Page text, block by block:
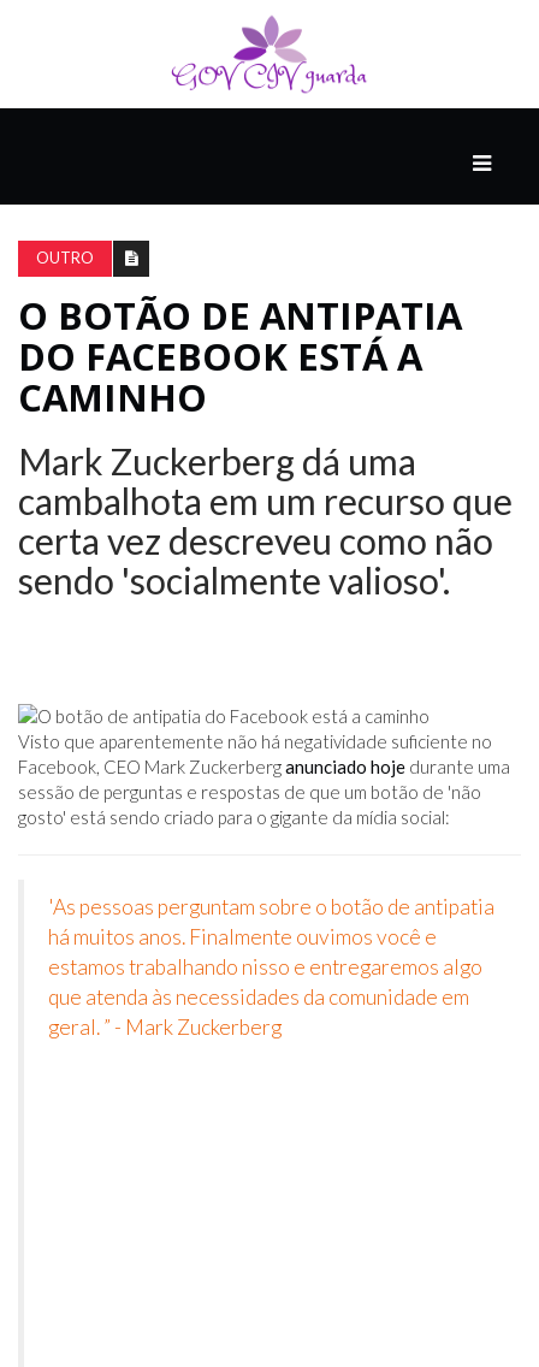
DO
THINK
COMPANHEIRO
COMEÇA
UM
ESTRONDO
OUTRO
O BOTÃO DE ANTIPATIA
DO FACEBOOK ESTÁ A
CAMINHO
Mark Zuckerberg dá uma
cambalhota em um recurso que
certa vez descreveu como não
sendo 'socialmente valioso'.
Visto que aparentemente não há negatividade suficiente no
Facebook, CEO Mark Zuckerberganunciado hoje durante uma
sessão de perguntas e respostas de que um botão de 'não
gosto' está sendo criado para o gigante da mídia social:
'As pessoas perguntam sobre o botão de antipatia
há muitos anos. Finalmente ouvimos você e
estamos trabalhando nisso e entregaremos algo
que atenda às necessidades da comunidade em
geral. ” - Mark Zuckerberg